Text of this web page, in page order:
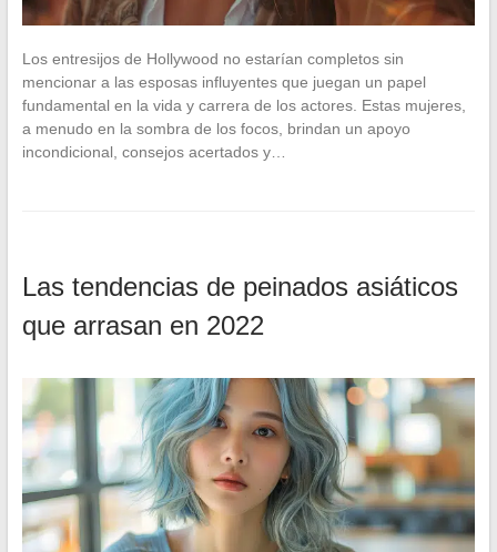
Los entresijos de Hollywood no estarían completos sin
mencionar a las esposas influyentes que juegan un papel
fundamental en la vida y carrera de los actores. Estas mujeres,
a menudo en la sombra de los focos, brindan un apoyo
incondicional, consejos acertados y…
Las tendencias de peinados asiáticos
que arrasan en 2022